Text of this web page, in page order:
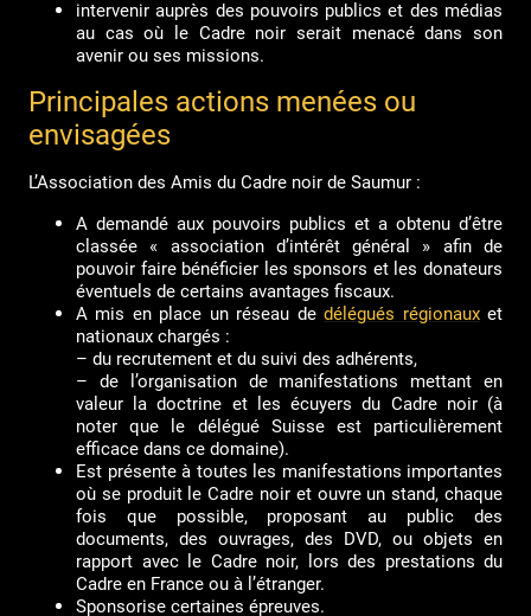
intervenir auprès des pouvoirs publics et des médias
au cas où le Cadre noir serait menacé dans son
avenir ou ses missions.
Principales actions menées ou
envisagées
L’Association des Amis du Cadre noir de Saumur :
A demandé aux pouvoirs publics et a obtenu d’être
classée « association d’intérêt général » afin de
pouvoir faire bénéficier les sponsors et les donateurs
éventuels de certains avantages fiscaux.
A mis en place un réseau de délégués régionaux et
nationaux chargés :
– du recrutement et du suivi des adhérents,
– de l’organisation de manifestations mettant en
valeur la doctrine et les écuyers du Cadre noir (à
noter que le délégué Suisse est particulièrement
efficace dans ce domaine).
Est présente à toutes les manifestations importantes
où se produit le Cadre noir et ouvre un stand, chaque
fois que possible, proposant au public des
documents, des ouvrages, des DVD, ou objets en
rapport avec le Cadre noir, lors des prestations du
Cadre en France ou à l’étranger.
Sponsorise certaines épreuves.